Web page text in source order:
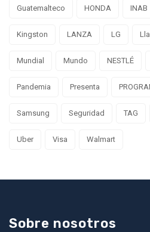
Guatemalteco HONDA INAB
Kingston LANZA LG
Mundial Mundo NESTLÉ
Pandemia Presenta
Samsung Seguridad TAG
Uber Visa Walmart
Sobre nosotros